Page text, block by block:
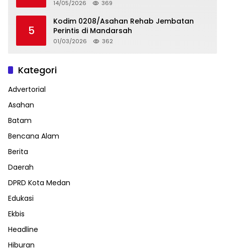
14/05/2026 369
5
Kodim 0208/Asahan Rehab Jembatan
Perintis di Mandarsah
01/03/2026 362
Kategori
Advertorial
Asahan
Batam
Bencana Alam
Berita
Daerah
DPRD Kota Medan
Edukasi
Ekbis
Headline
Hiburan